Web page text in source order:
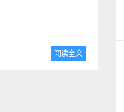
阅读全文